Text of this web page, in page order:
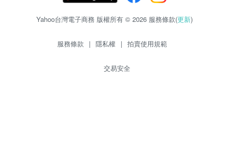
Yahoo台灣電子商務 版權所有 © 2026 服務條款(更新)
服務條款 | 隱私權 | 拍賣使用規範
交易安全